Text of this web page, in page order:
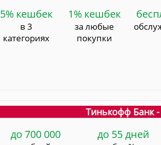
5% кешбек
в 3
категориях
1% кешбек
за любые
покупки
Тинькофф Банк -
до 700 000 до 55 дней